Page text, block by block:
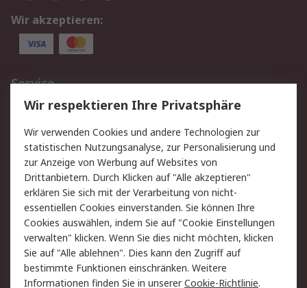
Wir akzeptieren:
Service
Value Added Services
Lieferlösungen
Rücksendungen
Kontakt
Hilfe
Rechtliches
AGB
Datenschutz
Cookie-Richtlinie
Zahlungsbedingungen
Copyright/Impressum
Über RS
Wir respektieren Ihre Privatsphäre
Wir verwenden Cookies und andere Technologien zur
statistischen Nutzungsanalyse, zur Personalisierung und
zur Anzeige von Werbung auf Websites von
Drittanbietern. Durch Klicken auf "Alle akzeptieren"
erklären Sie sich mit der Verarbeitung von nicht-
essentiellen Cookies einverstanden. Sie können Ihre
Cookies auswählen, indem Sie auf "Cookie Einstellungen
verwalten" klicken. Wenn Sie dies nicht möchten, klicken
Sie auf "Alle ablehnen". Dies kann den Zugriff auf
bestimmte Funktionen einschränken. Weitere
Informationen finden Sie in unsererCookie-Richtlinie.